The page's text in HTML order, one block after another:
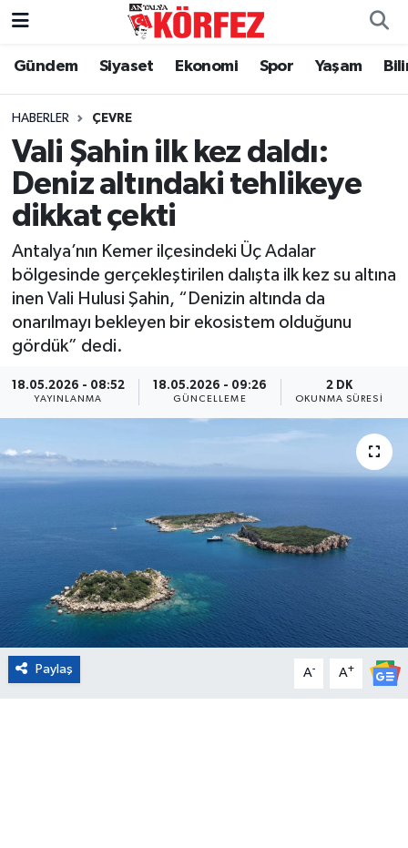
Gündem Siyaset Ekonomi Spor Yaşam
HABERLER ÇEVRE
Vali Şahin ilk kez daldı:
Deniz altındaki tehlikeye
dikkat çekti
Antalya’nın Kemer ilçesindeki Üç Adalar
bölgesinde gerçekleştirilen dalışta ilk kez su altına
inen Vali Hulusi Şahin, “Denizin altında da
onarılmayı bekleyen bir ekosistem olduğunu
gördük” dedi.
18.05.2026 - 08:52
YAYINLANMA
18.05.2026 - 09:26
GÜNCELLEME
2 DK
OKUNMA SÜRESI
Paylaş A- A+
Gündem
Siyaset
Yerel Yönetim
Ekonomi
Spor
Yaşam
Asayiş
Dünya
Sağlık
Magazin
Turizm
Çevre
Kültür ve Sanat
Nöbetçi Eczaneler
Hava Durumu
Trafik Durumu
Süper Lig Puan Durumu ve Fikstür
Tüm Manşetler
Son Dakika Haberleri
Haber Arşivi